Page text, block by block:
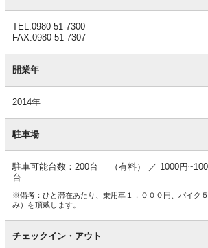
TEL:0980-51-7300
FAX:0980-51-7307
開業年
2014年
駐車場
駐車可能台数：200台 （有料） ／ 1000円
台
※備考：ひと滞在あたり、乗用車１，０００円、バイク
み）を頂戴します。
チェックイン・アウト